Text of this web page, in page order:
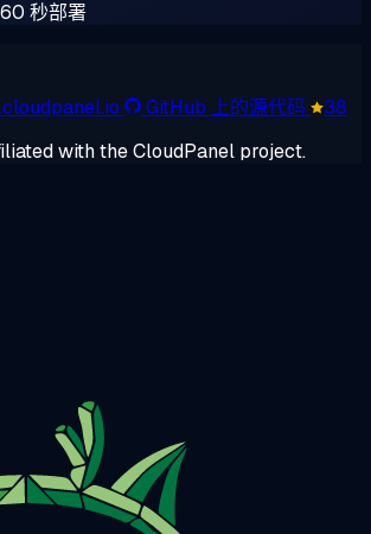
秒部署
GitHub 上的源代码
38
with the CloudPanel project.